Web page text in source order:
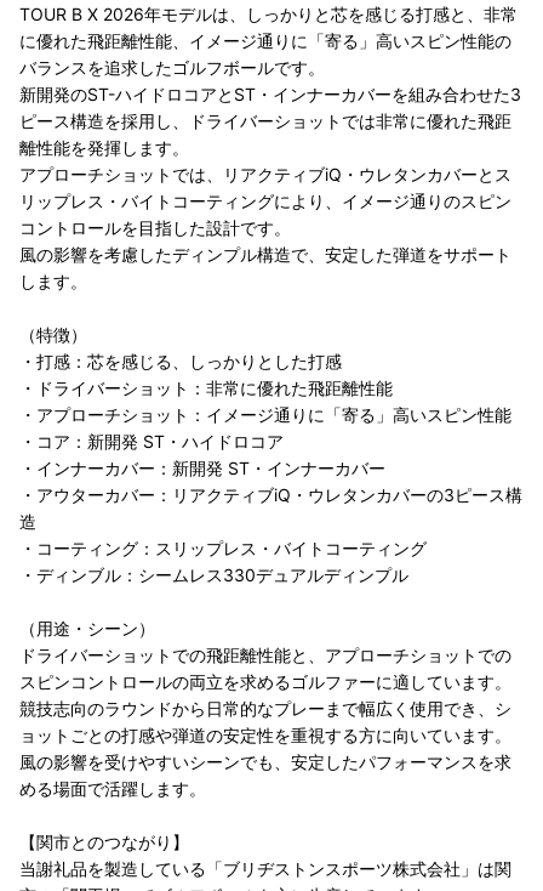
TOUR B X 2026年モデルは、しっかりと芯を感じる打感と、非常
に優れた飛距離性能、イメージ通りに「寄る」高いスピン性能の
バランスを追求したゴルフボールです。
新開発のST-ハイドロコアとST・インナーカバーを組み合わせた3
ピース構造を採用し、ドライバーショットでは非常に優れた飛距
離性能を発揮します。
アプローチショットでは、リアクティブiQ・ウレタンカバーとス
リップレス・バイトコーティングにより、イメージ通りのスピン
コントロールを目指した設計です。
風の影響を考慮したディンプル構造で、安定した弾道をサポート
します。
（特徴）
・打感：芯を感じる、しっかりとした打感
・ドライバーショット：非常に優れた飛距離性能
・アプローチショット：イメージ通りに「寄る」高いスピン性能
・コア：新開発 ST・ハイドロコア
・インナーカバー：新開発 ST・インナーカバー
・アウターカバー：リアクティブiQ・ウレタンカバーの3ピース構
造
・コーティング：スリップレス・バイトコーティング
・ディンブル：シームレス330デュアルディンプル
（用途・シーン）
ドライバーショットでの飛距離性能と、アプローチショットでの
スピンコントロールの両立を求めるゴルファーに適しています。
競技志向のラウンドから日常的なプレーまで幅広く使用でき、シ
ョットごとの打感や弾道の安定性を重視する方に向いています。
風の影響を受けやすいシーンでも、安定したパフォーマンスを求
める場面で活躍します。
【関市とのつながり】
当謝礼品を製造している「ブリヂストンスポーツ株式会社」は関